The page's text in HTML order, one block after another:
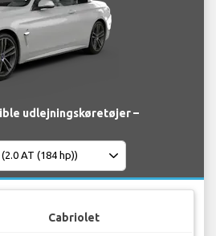
udlejningskøretøjer –
Cabriolet